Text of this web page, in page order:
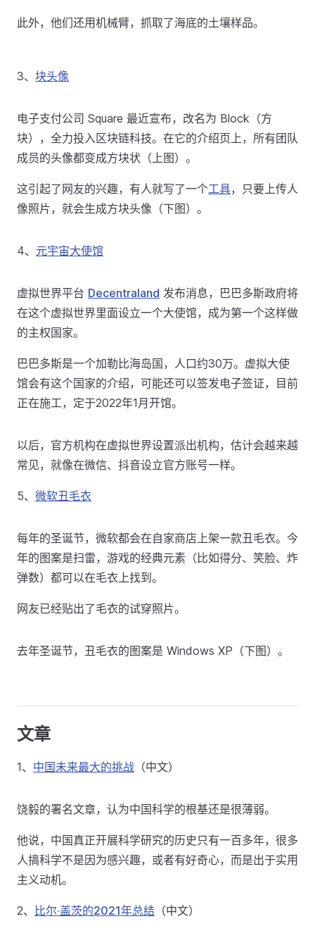
此外，他们还用机械臂，抓取了海底的土壤样品。
3、 块头像
电子支付公司 Square 最近宣布，改名为 Block（方
块），全力投入区块链科技。在它的介绍页上，所有团队
成员的头像都变成方块状（上图）。
这引起了网友的兴趣，有人就写了一个工具，只要上传人
像照片，就会生成方块头像（下图）。
4、 元宇宙大使馆
虚拟世界平台 Decentraland 发布消息，巴巴多斯政府将
在这个虚拟世界里面设立一个大使馆，成为第一个这样做
的主权国家。
巴巴多斯是一个加勒比海岛国，人口约30万。虚拟大使
馆会有这个国家的介绍，可能还可以签发电子签证，目前
正在施工，定于2022年1月开馆。
以后，官方机构在虚拟世界设置派出机构，估计会越来越
常见，就像在微信、抖音设立官方账号一样。
5、 微软丑毛衣
每年的圣诞节，微软都会在自家商店上架一款丑毛衣。今
年的图案是扫雷，游戏的经典元素（比如得分、笑脸、炸
弹数）都可以在毛衣上找到。
网友已经贴出了毛衣的试穿照片。
去年圣诞节，丑毛衣的图案是 Windows XP（下图）。
文章
1、 中国未来最大的挑战 （中文）
饶毅的署名文章，认为中国科学的根基还是很薄弱。
他说，中国真正开展科学研究的历史只有一百多年，很多
人搞科学不是因为感兴趣，或者有好奇心，而是出于实用
主义动机。
2、 比尔·盖茨的2021年总结 （中文）